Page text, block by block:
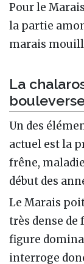
Pour le
la partie
marais
La
Un des
actuel est la
frêne,
début des
Le Marais
très dense de
figure
interroge